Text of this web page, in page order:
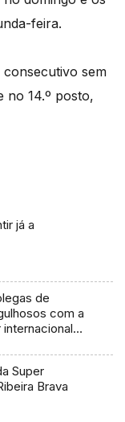
feira.
sem
no 14.º posto,
já a
de
com a
Super
Brava